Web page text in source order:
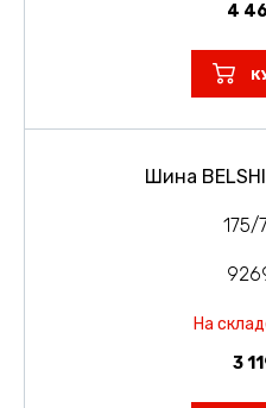
4
Шина
175/
На
3